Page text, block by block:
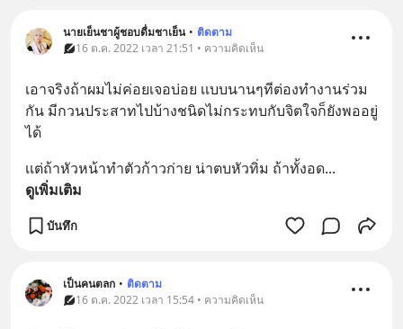
นายเย็นชาผู้ชอบดื่มชาเย็น • ติดตาม
16 ต.ค. 2022 เวลา 21:51 • ความคิดเห็น
เอาจริงถ้าผมไม่ค่อยเจอบ่อย เเบบนานๆทีต่องทำงานร่วม
กัน มีกวนประสาทไปบ้างชนิดไม่กระทบกับจิตใจก็ยังพออยู่
ได้
เเต่ถ้าหัวหน้าทำตัวก้าวก่าย น่าตบหัวทิ่ม ถ้าทั้งอด...
ดูเพิ่มเติม
บันทึก
เป็นคนตลก • ติดตาม
16 ต.ค. 2022 เวลา 15:54 • ความคิดเห็น